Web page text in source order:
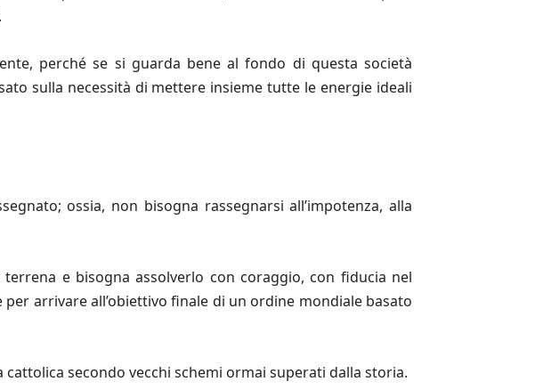
perché se si guarda bene al fondo di questa società
sulla necessità di mettere insieme tutte le energie ideali
ossia, non bisogna rassegnarsi all’impotenza, alla
e bisogna assolverlo con coraggio, con fiducia nel
arrivare all’obiettivo finale di un ordine mondiale basato
secondo vecchi schemi ormai superati dalla storia.